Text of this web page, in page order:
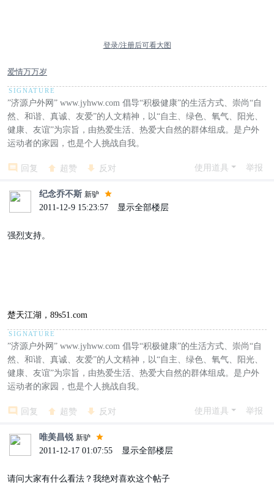
登录/注册后可看大图
爱情万万岁
”济源户外网” www.jyhww.com 倡导“积极健康”的生活方式、崇尚“自
然、和谐、真诚、友爱”的人文精神，以“自主、绿色、氧气、阳光、
健康、友谊”为宗旨，由热爱生活、热爱大自然的群体组成。是户外
运动者的家园，也是个人挑战自我。
回复 超赞 反对 使用道具 举报
纪念乔不斯 新驴
2011-12-9 15:23:57 显示全部楼层
强烈支持。
楚天江湖，89s51.com
”济源户外网” www.jyhww.com 倡导“积极健康”的生活方式、崇尚“自
然、和谐、真诚、友爱”的人文精神，以“自主、绿色、氧气、阳光、
健康、友谊”为宗旨，由热爱生活、热爱大自然的群体组成。是户外
运动者的家园，也是个人挑战自我。
回复 超赞 反对 使用道具 举报
唯美昌锐 新驴
2011-12-17 01:07:55 显示全部楼层
请问大家有什么看法？我绝对喜欢这个帖子